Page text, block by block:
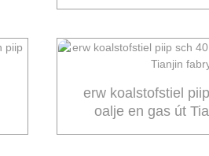
erw koalstofstiel
oalje en gas út